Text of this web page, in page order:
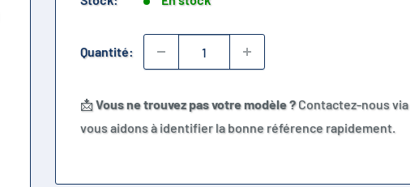
Quantité:
📩Vous ne trouvez pas votre modèle ?Contactez-nous via
vous aidons à identifier la bonne référence rapidement.